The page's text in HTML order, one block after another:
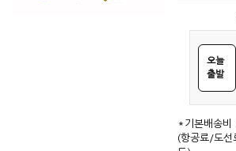
오늘
출발
*기본배송
(항공료/도선